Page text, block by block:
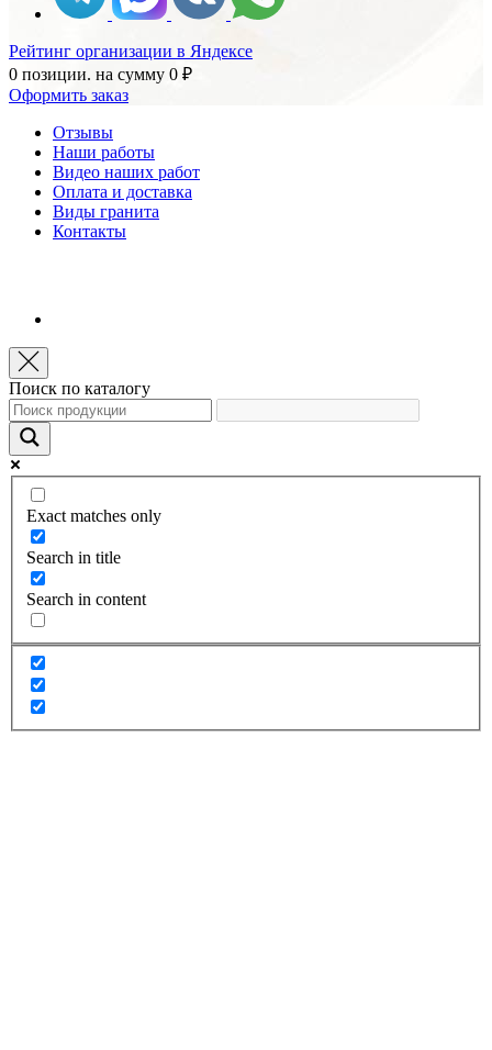
Рейтинг организации в Яндексе
0 позиции. на сумму 0 ₽
Оформить заказ
Отзывы
Наши работы
Видео наших работ
Оплата и доставка
Виды гранита
Контакты
Поиск по каталогу
Exact matches only
Search in title
Search in content